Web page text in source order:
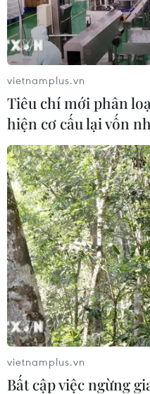
#Paul Gauguin
#Nafea
#The Card Players
Theo dõi
TIN LIÊN QUAN
vietnamplus.vn
Tiêu chí mới phân
hiện cơ cấu lại vốn
vietnamplus.vn
Bất cập việc ngừng